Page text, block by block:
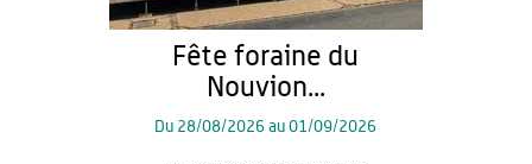
Fête foraine du
Nouvion...
Du 28/08/2026 au01/09/2026